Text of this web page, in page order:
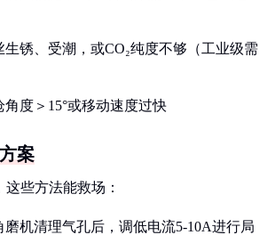
生锈、受潮，或CO₂纯度不够（工业级需
角度＞15°或移动速度过快
案
些方法能救场：
磨机清理气孔后，调低电流5-10A进行局